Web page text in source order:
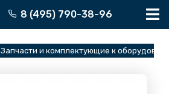
8 (495) 790-38-96
Запчасти и комплектующие к